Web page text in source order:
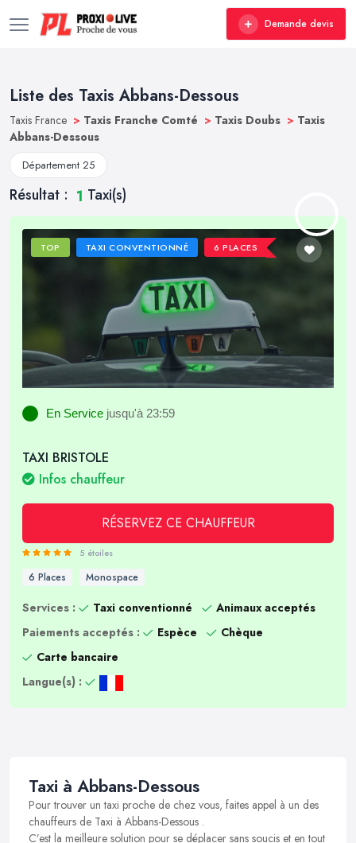
Demande devis
Liste des Taxis Abbans-Dessous
Taxis France > Taxis Franche Comté > Taxis Doubs > Taxis
Abbans-Dessous
Département 25
Résultat : 1 Taxi(s)
TOP TAXI CONVENTIONNÉ 6 PLACES
En Service jusqu'à 23:59
TAXI BRISTOLE
Infos chauffeur
RÉSERVEZ CE CHAUFFEUR
5 étoiles
6 Places Monospace
Services : Taxi conventionné
Animaux acceptés
Paiements acceptés :
Espèce
Chèque
Carte bancaire
Langue(s) :
Taxi à Abbans-Dessous
Pour trouver un taxi proche de chez vous, faites appel à un des
chauffeurs de Taxi à Abbans-Dessous .
C’est la meilleure solution pour se déplacer sans soucis et en tout